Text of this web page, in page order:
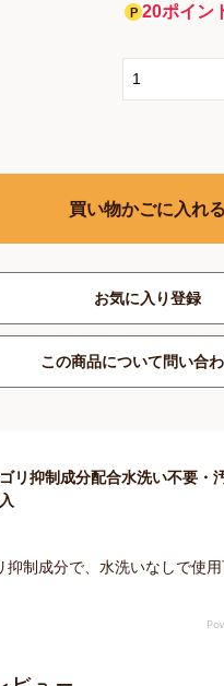
20ポイン
買い物かごに入れる
お気に入り登録
この商品について問い合
リ抑制成分配合水洗い不要・
抑制成分で、水洗いなしで使